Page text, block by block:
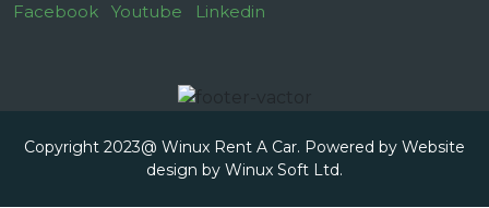
Facebook
Youtube Linkedin
Copyright 2023@ Winux Rent A Car. Powered by Website
design by Winux Soft Ltd.